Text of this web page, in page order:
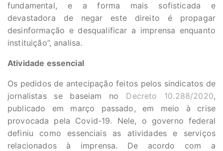
fundamental, e a forma mais sofisticada e
devastadora de negar este direito é propagar
desinformação e desqualificar a imprensa enquanto
instituição”, analisa.
Atividade essencial
Os pedidos de antecipação feitos pelos sindicatos de
jornalistas se baseiam no Decreto 10.288/2020,
publicado em março passado, em meio à crise
provocada pela Covid-19. Nele, o governo federal
definiu como essenciais as atividades e serviços
relacionados à imprensa. De acordo com a